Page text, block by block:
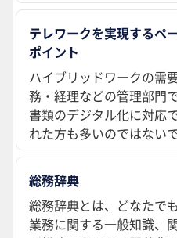
テレワークを実現するペ
ポイント
ハイブリッドワークの需
務・経理などの管理部門
書類のデジタル化に対応
れた方も多いのではない
総務辞典
総務辞典とは、どなたで
業務に関する一般知識、